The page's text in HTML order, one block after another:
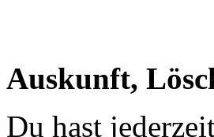
Auskunft,
Du hast